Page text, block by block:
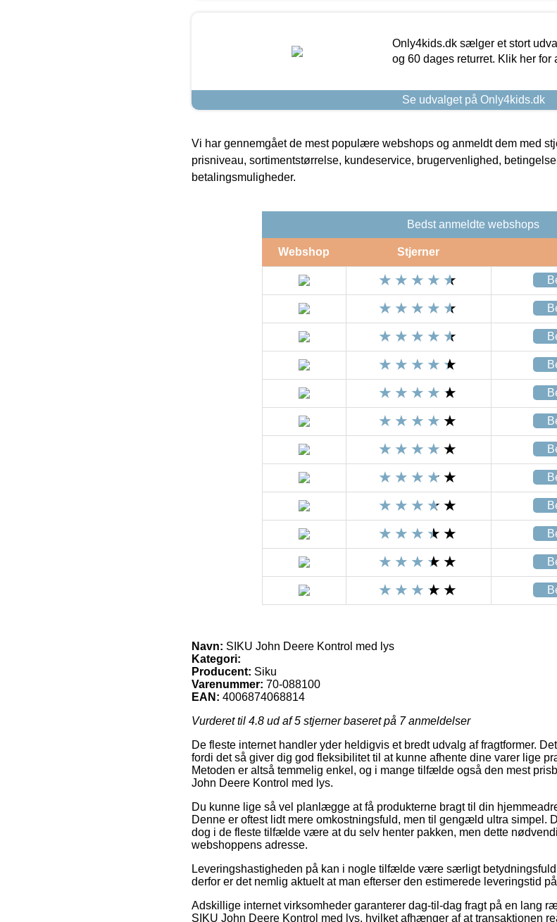
Only4kids.dk sælger et stort
og 60 dages returret. Klik her for
Se udvalget på Only4kids.dk
Vi har gennemgået de mest populære webshops og anmeldt dem med
prisniveau, sortimentstørrelse, kundeservice, brugervenlighed,
betalingsmuligheder.
Bedst anmeldte webshops
Webshop Stjerner
Navn: SIKU John Deere Kontrol med lys
Kategori:
Producent: Siku
Varenummer: 70-088100
EAN: 4006874068814
Vurderet til 4.8 ud af 5 stjerner baseret på 7anmeldelser
De fleste internet handler yder heldigvis et bredt udvalg af fragtformer.
fordi det så giver dig god fleksibilitet til at kunne afhente dine varer lige
Metoden er altså temmelig enkel, og i mange tilfælde også den mest
John Deere Kontrol med lys.
Du kunne lige så vel planlægge at få produkterne bragt til din
Denne er oftest lidt mere omkostningsfuld, men til gengæld ultra simpel.
dog i de fleste tilfælde være at du selv henter pakken, men dette
webshoppens adresse.
Leveringshastigheden på kan i nogle tilfælde være særligt
derfor er det nemlig aktuelt at man efterser den estimerede leveringstid
Adskillige internet virksomheder garanterer dag-til-dag fragt på en lang
SIKU John Deere Kontrol med lys, hvilket afhænger af at transaktionen